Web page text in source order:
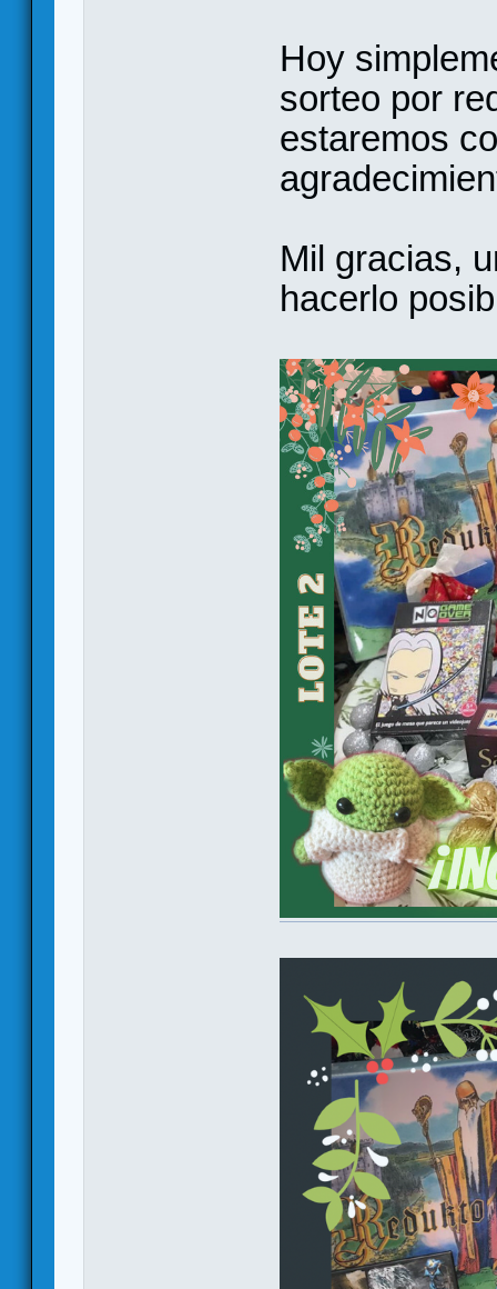
Hoy
sorteo por
estaremos
Mil gracias,
hacerlo